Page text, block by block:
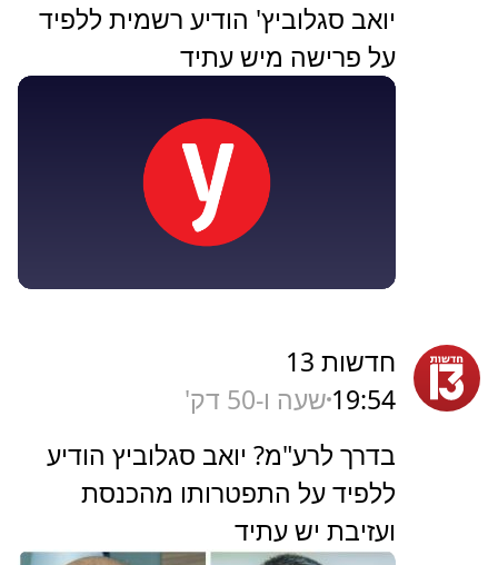
יואב סגלוביץ' הודיע רשמית ללפיד
על פרישה מיש עתיד
חדשות 13
19:54 שעה ו-50 דק'
בדרך לרע"מ? יואב סגלוביץ הודיע
ללפיד על התפטרותו מהכנסת
ועזיבת יש עתיד